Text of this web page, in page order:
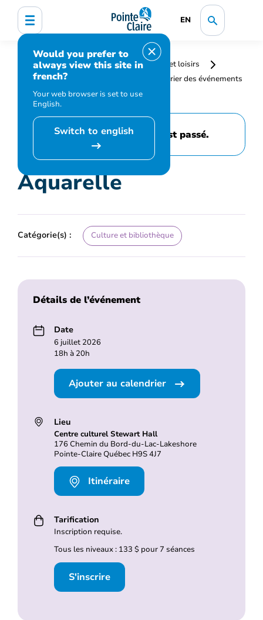
EN
Would you prefer to
always view this site in
french?
Your web browser is set to use
English.
Switch to english
Accueil
Bibliothèque, culture, sports et loisirs
Programmation et inscription
Calendrier des événements
et activités
Aquarelle
Cet événement est passé.
Aquarelle
Catégorie(s) : Culture et bibliothèque
Détails de l’événement
Date
6 juillet 2026
18h à 20h
Ajouter au calendrier
Lieu
Centre culturel Stewart Hall
176 Chemin du Bord-du-Lac-Lakeshore
Pointe-Claire Québec H9S 4J7
Itinéraire
Tarification
Inscription requise.
Tous les niveaux : 133 $ pour 7 séances
S'inscrire